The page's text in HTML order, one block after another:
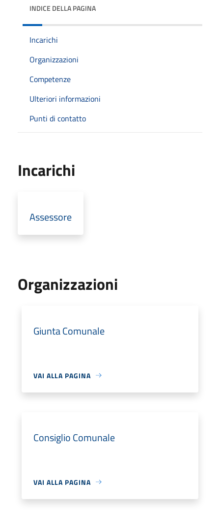
INDICE DELLA PAGINA
Incarichi
Organizzazioni
Competenze
Ulteriori informazioni
Punti di contatto
Incarichi
Assessore
Organizzazioni
Giunta Comunale
VAI ALLA PAGINA
Consiglio Comunale
VAI ALLA PAGINA